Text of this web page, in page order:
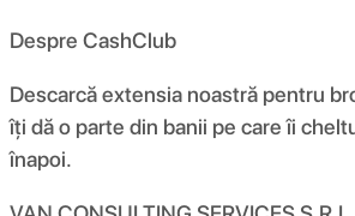
Despre CashClub
Descarcă extensia noastră pentru
îți dă o parte din banii pe care îi
înapoi.